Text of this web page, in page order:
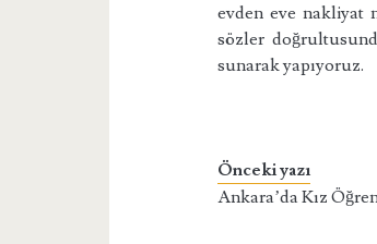
evden eve nakliyat
sözler
sunarak yapıyoruz.
Önceki yazı
Ankara’da Kız